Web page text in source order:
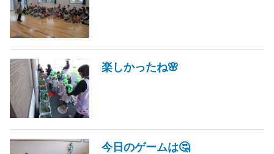
楽しかったね🌸
今日のゲームは🤔